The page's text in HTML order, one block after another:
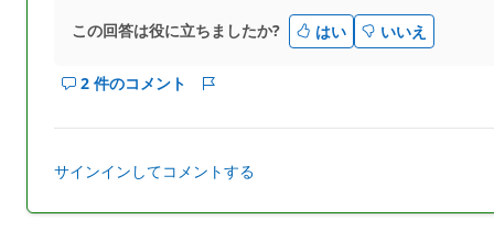
この回答は役に立ちましたか? はい いいえ
2 件のコメント
こ
答
の
コ
ト
サインインしてコメントする